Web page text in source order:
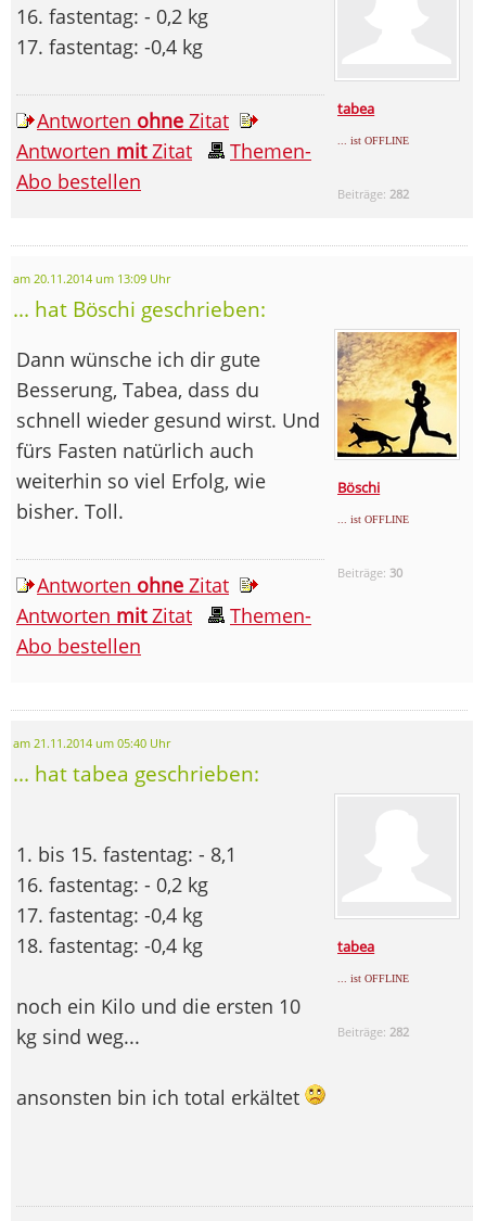
tabea
... ist OFFLINE
Beiträge: 282
16. fastentag: - 0,2 kg
17. fastentag: -0,4 kg
Antworten ohne Zitat
Antworten mitZitat
Themen-
Abo bestellen
am 20.11.2014 um 13:09 Uhr
... hat Böschi geschrieben:
Böschi
... ist OFFLINE
Beiträge:30
Dann wünsche ich dir gute
Besserung, Tabea, dass du
schnell wieder gesund wirst. Und
fürs Fasten natürlich auch
weiterhin so viel Erfolg, wie
bisher. Toll.
Antworten ohne Zitat
Antworten mitZitat
Themen-
Abo bestellen
am 21.11.2014 um 05:40 Uhr
... hat tabea geschrieben:
tabea
... ist OFFLINE
Beiträge: 282
1. bis 15. fastentag: - 8,1
16. fastentag: - 0,2 kg
17. fastentag: -0,4 kg
18. fastentag: -0,4 kg
noch ein Kilo und die ersten 10
kg sind weg...
ansonsten bin ich total erkältet